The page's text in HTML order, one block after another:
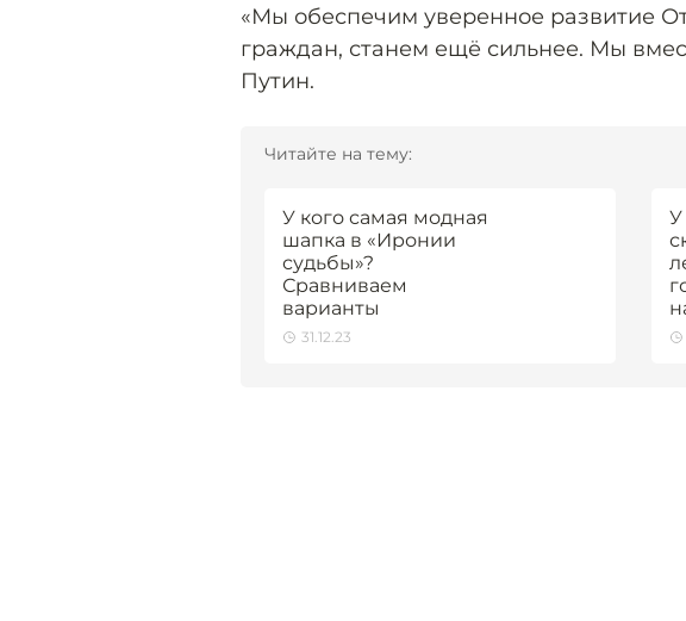
«Мы обеспечим уверенное развитие
граждан, станем ещё сильнее. Мы
Путин.
Читайте на тему:
У кого самая модная
шапка в «Иронии
судьбы»?
Сравниваем
варианты
31.12.23
У